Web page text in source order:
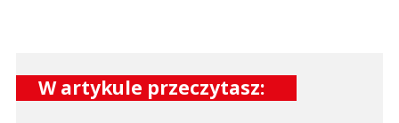
W artykule przeczytasz: